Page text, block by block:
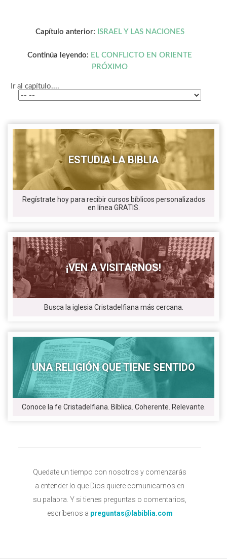
Capítulo anterior: ISRAEL Y LAS NACIONES
Continúa leyendo: EL CONFLICTO EN ORIENTE
PRÓXIMO
Ir al capítulo....
ESTUDIA LA BIBLIA
Regístrate hoy para recibir cursos bíblicos personalizados
en línea GRATIS.
¡VEN A VISITARNOS!
Busca la iglesia Cristadelfiana más cercana.
UNA RELIGIÓN QUE TIENE SENTIDO
Conoce la fe Cristadelfiana. Bíblica. Coherente. Relevante.
Quedate un tiempo con nosotros y comenzarás
a entender lo que Dios quiere comunicarnos en
su palabra. Y si tienes preguntas o comentarios,
escríbenos a preguntas@labiblia.com